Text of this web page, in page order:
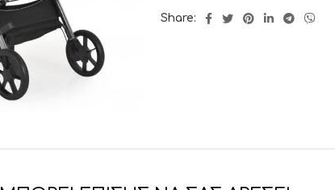
Το σετ περιλαμβάνει:
Share: